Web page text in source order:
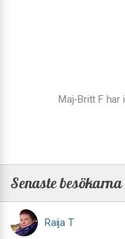
Maj-Britt F har
Senaste besökarna
Raija T